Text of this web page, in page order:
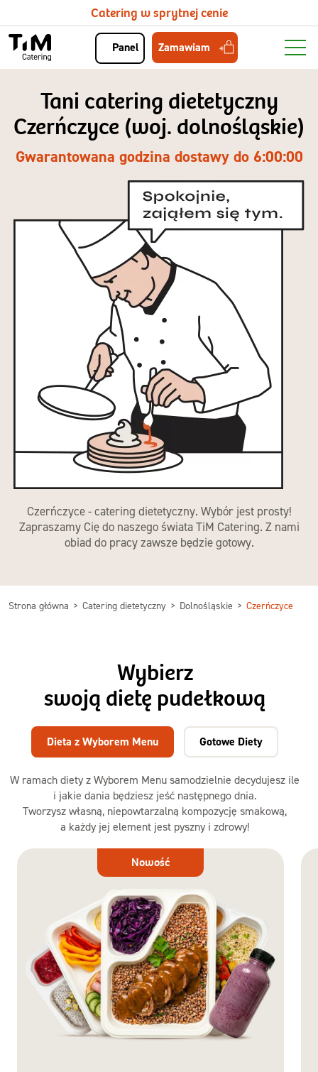
Catering w sprytnej cenie
Panel Zamawiam
Tani catering dietetyczny
Czerńczyce (woj. dolnośląskie)
Gwarantowana godzina dostawy do 6:00:00
Czerńczyce - catering dietetyczny. Wybór jest prosty!
Zapraszamy Cię do naszego świata TiM Catering. Z nami
obiad do pracy zawsze będzie gotowy.
Strona główna Catering dietetyczny Dolnośląskie Czerńczyce
Wybierz
swoją dietę pudełkową
W ramach diety z Wyborem Menu samodzielnie decydujesz ile
i jakie dania będziesz jeść następnego dnia.
Tworzysz własną, niepowtarzalną kompozycję smakową,
a każdy jej element jest pyszny i zdrowy!
Dieta z Wyborem Menu Gotowe Diety
Dieta
Nowość